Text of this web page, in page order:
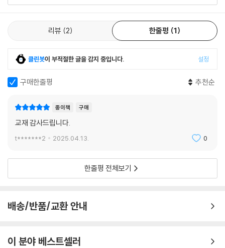
리뷰 2 한줄평 1
클린봇이 부적절한 글을 감지 중입니다. 설정
구매한줄평 추천순
종이책 구매
교재 감사드립니다.
t*******2 2025.04.13. 0
한줄평 전체보기
배송/반품/교환 안내
이 분야 베스트셀러